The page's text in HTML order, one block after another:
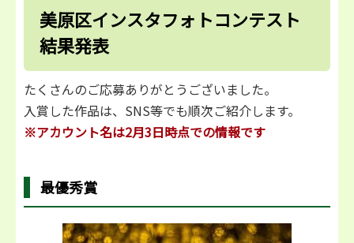
美原区インスタフォトコンテスト
結果発表
たくさんのご応募ありがとうございました。
入賞した作品は、SNS等でも順次ご紹介します。
※アカウント名は2月3日時点での情報です
最優秀賞